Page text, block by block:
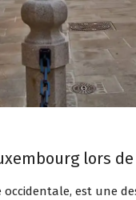
lors
occidentale, est une